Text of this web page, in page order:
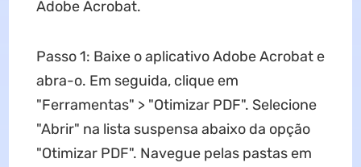
Adobe Acrobat.
Passo 1: Baixe o aplicativo Adobe Acrobat e
abra-o. Em seguida, clique em
"Ferramentas" > "Otimizar PDF". Selecione
"Abrir" na lista suspensa abaixo da opção
"Otimizar PDF". Navegue pelas pastas em